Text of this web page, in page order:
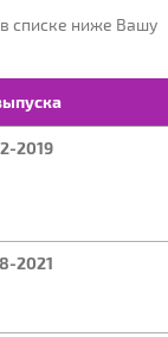
списке ниже Вашу
2019
2021